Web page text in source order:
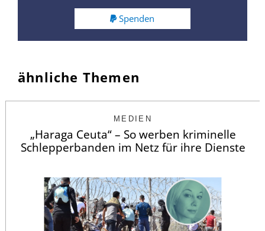
Spenden
ähnliche Themen
MEDIEN
„Haraga Ceuta“ – So werben kriminelle
Schlepperbanden im Netz für ihre Dienste